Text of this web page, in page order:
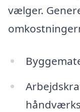
vælger.